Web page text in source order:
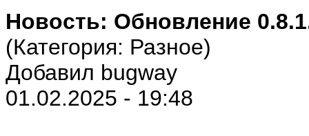
Новость: Обновление
(Категория: Разное)
Добавил bugway
01.02.2025 - 19:48